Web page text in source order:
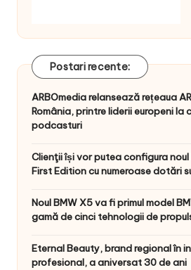
Postari recente:
ARBOmedia relansează rețeaua
România, printre liderii europeni la
podcasturi
Clienţii își vor putea configura
First Edition cu numeroase dotări
Noul BMW X5 va fi primul model
gamă de cinci tehnologii de
Eternal Beauty, brand regional în
profesional, a aniversat 30 de ani